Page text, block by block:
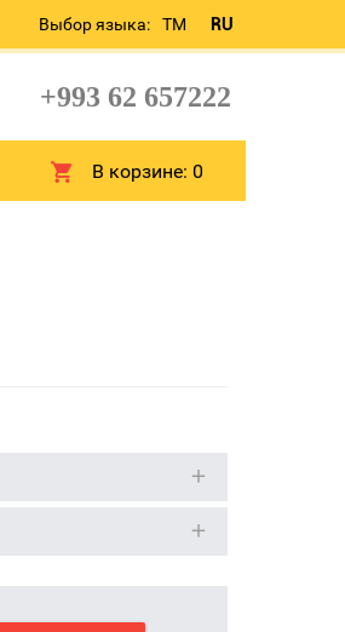
Выбор языка: TM RU
+993 62 657222
В корзине:0